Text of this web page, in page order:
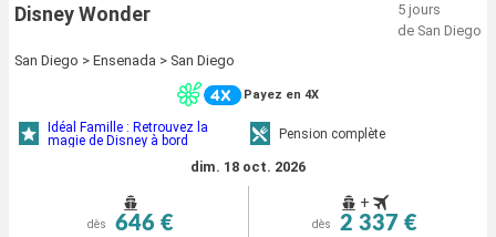
Disney Wonder
5 jours
de San Diego
San Diego > Ensenada > San Diego
Payez en 4X
Idéal Famille : Retrouvez la
magie de Disney à bord
Pension complète
dim. 18 oct. 2026
dès 646 €
+
dès 2 337 €